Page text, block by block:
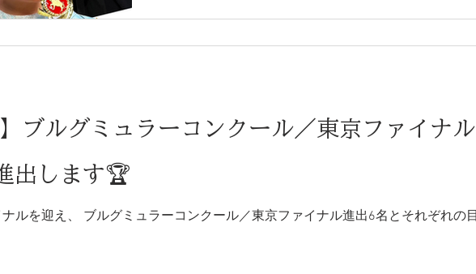
ブルグミュラーコンクール／東京ファイナル
出します🏆
ナル進出6名とそれぞれの目標